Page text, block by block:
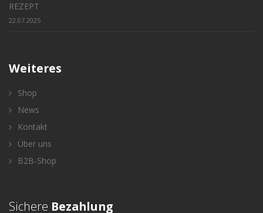
REZEPT
22.07.2025
Weiteres
Shop
News
Kontakt
Über uns
B2B-Shop
Sichere Bezahlung